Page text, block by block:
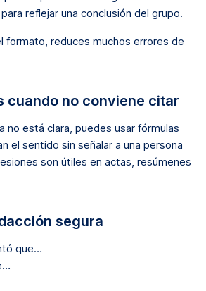
reflejar una conclusión del grupo.
formato, reduces muchos errores de
cuando no conviene citar
no está clara, puedes usar fórmulas
el sentido sin señalar a una persona
son útiles en actas, resúmenes
segura
que…